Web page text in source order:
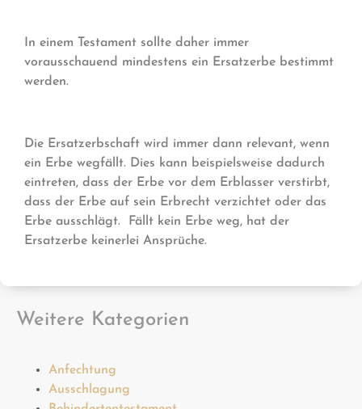
In einem Testament sollte daher immer
vorausschauend mindestens ein Ersatzerbe bestimmt
werden.
Die Ersatzerbschaft wird immer dann relevant, wenn
ein Erbe wegfällt. Dies kann beispielsweise dadurch
eintreten, dass der Erbe vor dem Erblasser verstirbt,
dass der Erbe auf sein Erbrecht verzichtet oder das
Erbe ausschlägt. Fällt kein Erbe weg, hat der
Ersatzerbe keinerlei Ansprüche.
Weitere Kategorien
Anfechtung
Ausschlagung